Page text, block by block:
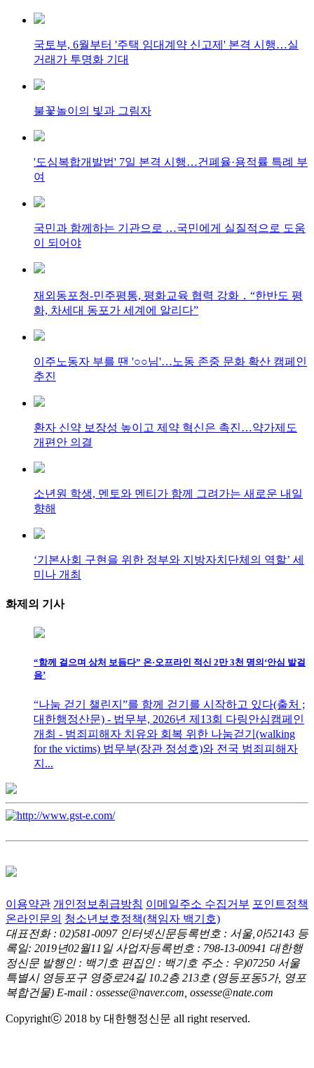
국토부, 6월부터 '주택 임대계약 신고제' 본격 시행…실
거래가 투명화 기대
불꽃놀이의 빛과 그림자
'도심복합개발법' 7일 본격 시행…건폐율·용적률 특례 부
여
국민과 함께하는 기관으로 …국민에게 실질적으로 도움
이 되어야
재외동포청-민주평통, 평화교육 협력 강화 ․ “한반도 평
화, 차세대 동포가 세계에 알리다”
이주노동자 부를 땐 '○○님'…노동 존중 문화 확산 캠페인
추진
환자 신약 보장성 높이고 제약 혁신은 촉진…약가제도
개편안 의결
소년원 학생, 멘토와 멘티가 함께 그려가는 새로운 내일
향해
‘기본사회 구현을 위한 정부와 지방자치단체의 역할’ 세
미나 개최
화제의 기사
“함께 걸으며 상처 보듬다” 온·오프라인 적신 2만 3천 명의‘안심 발걸
음’
“나눔 걷기 챌린지”를 함께 걷기를 시작하고 있다(출처 ;
대한행정산문) - 법무부, 2026년 제13회 다링안심캠페인
개최 - 범죄피해자 치유와 회복 위한 나눔걷기(walking
for the victims) 법무부(장관 정성호)와 전국 범죄피해자
지...
이용약관 개인정보취급방침 이메일주소 수집거부 포인트정책
온라인문의 청소년보호정책(책임자 백기호)
대표전화 : 02)581-0097 인터넷신문등록번호 : 서울,아52143 등
록일: 2019년02월11일 사업자등록번호 : 798-13-00941 대한행
정신문 발행인 : 백기호 편집인 : 백기호 주소 : 우)07250 서울
특별시 영등포구 영중로24길 10.2층 213호 (영등포동5가, 영포
복합건물) E-mail : ossesse@naver.com, ossesse@nate.com
Copyrightⓒ 2018 by 대한행정신문 all right reserved.